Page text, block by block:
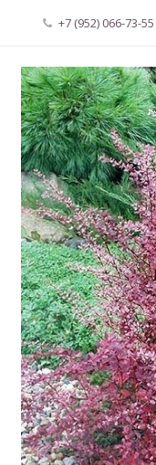
+7 (952) 066-73-55
Главная
О нас
Новости
Каталог растений
Доставка и оплата
Мой аккаунт
Регистрация